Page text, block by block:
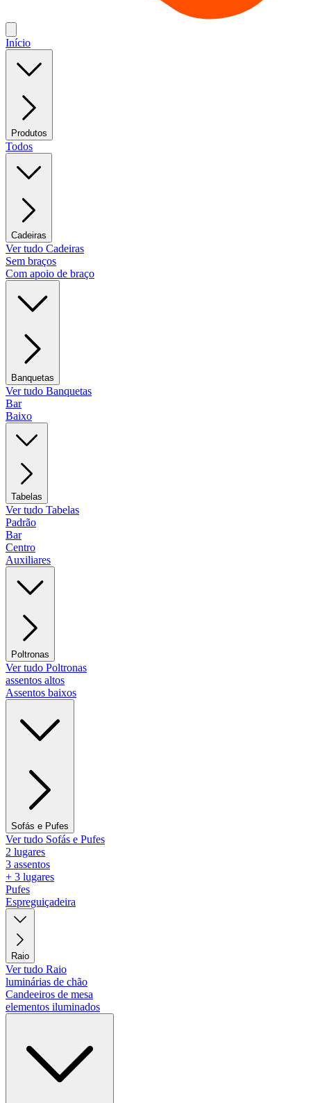
Início
Produtos
Todos
Cadeiras
Ver tudo Cadeiras
Sem braços
Com apoio de braço
Banquetas
Ver tudo Banquetas
Bar
Baixo
Tabelas
Ver tudo Tabelas
Padrão
Bar
Centro
Auxiliares
Poltronas
Ver tudo Poltronas
assentos altos
Assentos baixos
Sofás e Pufes
Ver tudo Sofás e Pufes
2 lugares
3 assentos
+ 3 lugares
Pufes
Espreguiçadeira
Raio
Ver tudo Raio
luminárias de chão
Candeeiros de mesa
elementos iluminados